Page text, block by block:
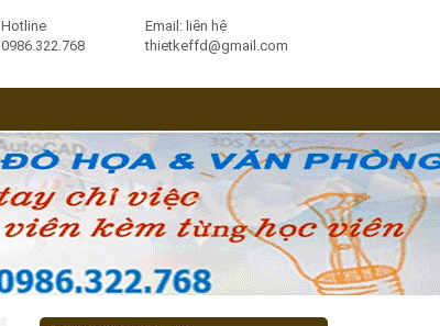
Email: liên hệ
thietkeffd@gmail.com
Hotline
0986.322.768